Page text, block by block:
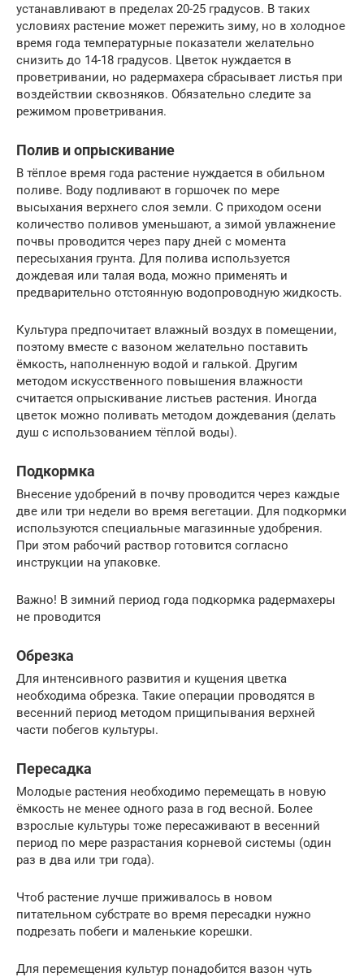
устанавливают в пределах 20-25 градусов. В таких
условиях растение может пережить зиму, но в холодное
время года температурные показатели желательно
снизить до 14-18 градусов. Цветок нуждается в
проветривании, но радермахера сбрасывает листья при
воздействии сквозняков. Обязательно следите за
режимом проветривания.
Полив и опрыскивание
В тёплое время года растение нуждается в обильном
поливе. Воду подливают в горшочек по мере
высыхания верхнего слоя земли. С приходом осени
количество поливов уменьшают, а зимой увлажнение
почвы проводится через пару дней с момента
пересыхания грунта. Для полива используется
дождевая или талая вода, можно применять и
предварительно отстоянную водопроводную жидкость.
Культура предпочитает влажный воздух в помещении,
поэтому вместе с вазоном желательно поставить
ёмкость, наполненную водой и галькой. Другим
методом искусственного повышения влажности
считается опрыскивание листьев растения. Иногда
цветок можно поливать методом дождевания (делать
душ с использованием тёплой воды).
Подкормка
Внесение удобрений в почву проводится через каждые
две или три недели во время вегетации. Для подкормки
используются специальные магазинные удобрения.
При этом рабочий раствор готовится согласно
инструкции на упаковке.
Важно! В зимний период года подкормка радермахеры
не проводится
Обрезка
Для интенсивного развития и кущения цветка
необходима обрезка. Такие операции проводятся в
весенний период методом прищипывания верхней
части побегов культуры.
Пересадка
Молодые растения необходимо перемещать в новую
ёмкость не менее одного раза в год весной. Более
взрослые культуры тоже пересаживают в весенний
период по мере разрастания корневой системы (один
раз в два или три года).
Чтоб растение лучше приживалось в новом
питательном субстрате во время пересадки нужно
подрезать побеги и маленькие корешки.
Для перемещения культур понадобится вазон чуть